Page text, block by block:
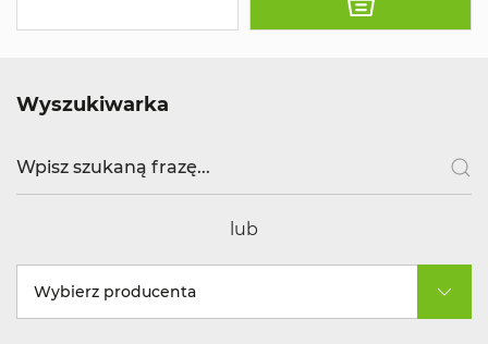
Wyszukiwarka
lub
Wybierz producenta